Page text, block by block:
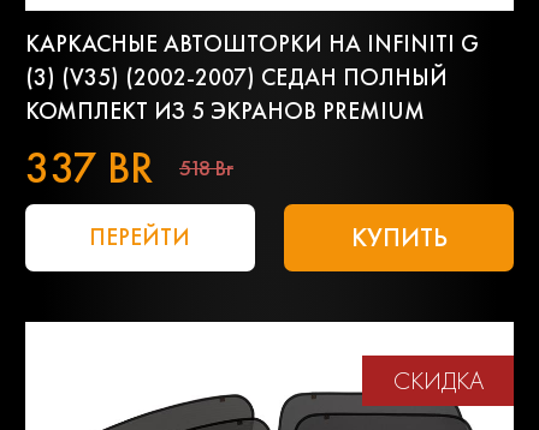
КАРКАСНЫЕ АВТОШТОРКИ НА INFINITI G
(3) (V35) (2002-2007) СЕДАН ПОЛНЫЙ
КОМПЛЕКТ ИЗ 5 ЭКРАНОВ PREMIUM
337 BR 518 Br
ПЕРЕЙТИ КУПИТЬ
СКИДКА